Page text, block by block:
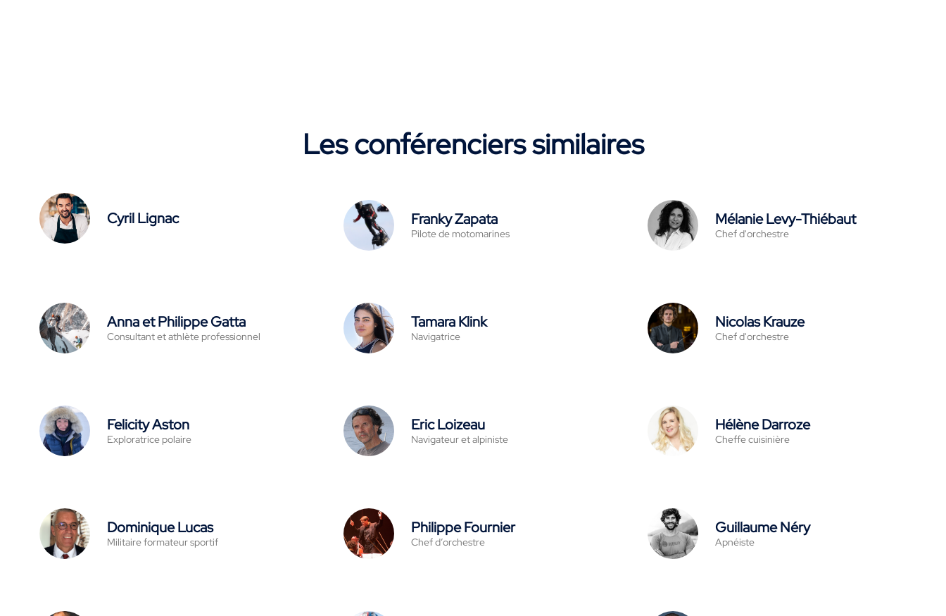
Les conférenciers similaires
Cyril Lignac Franky Zapata
Pilote de motomarines
Mélanie Levy-Thiébaut
Chef d'orchestre
Anna et Philippe Gatta
Consultant et athlète professionnel
Tamara Klink
Navigatrice
Nicolas Krauze
Chef d'orchestre
Felicity Aston
Exploratrice polaire
Eric Loizeau
Navigateur et alpiniste
Hélène Darroze
Cheffe cuisinière
Dominique Lucas
Militaire formateur sportif
Philippe Fournier
Chef d’orchestre
Guillaume Néry
Apnéiste